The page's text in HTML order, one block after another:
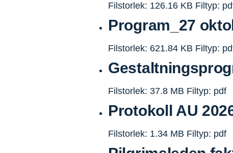
Filstorlek: 126.16 KB Filtyp:
Program_27
Filstorlek: 621.84 KB Filtyp:
Filstorlek: 37.8 MB Filtyp: pdf
Protokoll AU
Filstorlek: 1.34 MB Filtyp: pdf